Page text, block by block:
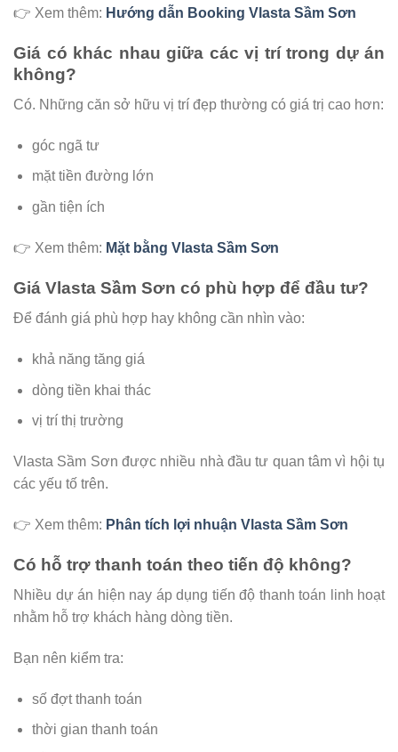
👉 Xem thêm: Hướng dẫn Booking Vlasta Sầm Sơn
Giá có khác nhau giữa các vị trí trong dự án
không?
Có. Những căn sở hữu vị trí đẹp thường có giá trị cao hơn:
góc ngã tư
mặt tiền đường lớn
gần tiện ích
👉 Xem thêm: Mặt bằng Vlasta Sầm Sơn
Giá Vlasta Sầm Sơn có phù hợp để đầu tư?
Để đánh giá phù hợp hay không cần nhìn vào:
khả năng tăng giá
dòng tiền khai thác
vị trí thị trường
Vlasta Sầm Sơn được nhiều nhà đầu tư quan tâm vì hội tụ
các yếu tố trên.
👉 Xem thêm: Phân tích lợi nhuận Vlasta Sầm Sơn
Có hỗ trợ thanh toán theo tiến độ không?
Nhiều dự án hiện nay áp dụng tiến độ thanh toán linh hoạt
nhằm hỗ trợ khách hàng dòng tiền.
Bạn nên kiểm tra:
số đợt thanh toán
thời gian thanh toán